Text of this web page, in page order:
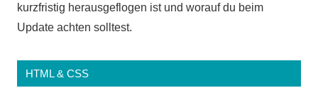
kurzfristig herausgeflogen ist und worauf du beim
Update achten solltest.
HTML & CSS